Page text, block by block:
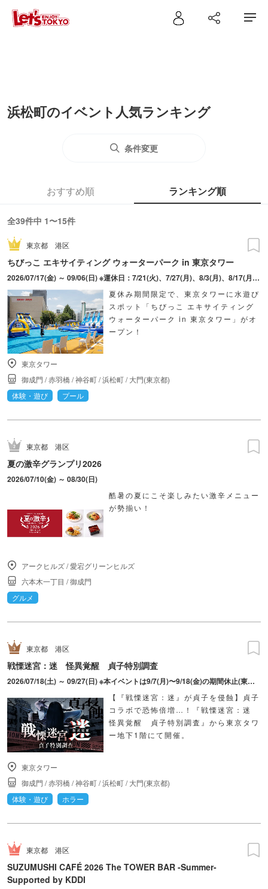
浜松町のイベント人気ランキング
条件変更
おすすめ順 ランキング順
全39件中 1〜15件
東京都 港区
ちびっこ エキサイティング ウォーターパーク in 東京タワー
2026/07/17(金) ～ 09/06(日) ※運休日：7/21(火)、7/27(月)、8/3(月)、8/17(月)、8/24(月)、9/1(火)
夏休み期間限定で、東京タワーに水遊び
スポット「ちびっこ エキサイティング
ウォーターパーク in 東京タワー」がオ
ープン！
東京タワー
御成門 /赤羽橋/神谷町/浜松町/大門(東京都)
体験・遊び
プール
東京都 港区
夏の激辛グランプリ2026
2026/07/10(金) ～ 08/30(日)
酷暑の夏にこそ楽しみたい激辛メニュー
が勢揃い！
アークヒルズ/愛宕グリーンヒルズ
六本木一丁目 /御成門
グルメ
東京都 港区
戦慄迷宮：迷 怪異覚醒 貞子特別調査
2026/07/18(土) ～ 09/27(日) ※本イベントは9/7(月)〜9/18(金)の期間休止(東京タワーは通常営業しています)
【『戦慄迷宮：迷』が貞子を侵蝕】貞子
コラボで恐怖倍増…！『戦慄迷宮：迷
怪異覚醒 貞子特別調査』から東京タワ
ー地下1階にて開催。
東京タワー
御成門 /赤羽橋/神谷町/浜松町/大門(東京都)
体験・遊び
ホラー
東京都 港区
SUZUMUSHI CAFÉ 2026 The TOWER BAR -Summer-
Supported by KDDI